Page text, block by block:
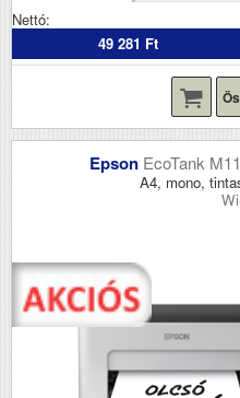
Nettó:
49 281 Ft
Epson EcoTank
A4, mono,